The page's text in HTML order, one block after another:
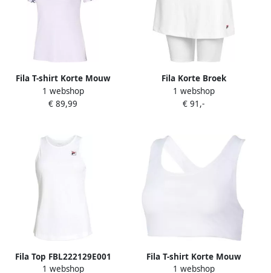
Fila T-shirt Korte Mouw
FBL251218001
1 webshop
€ 89,99
Fila Korte Broek
FBL202122001
1 webshop
€ 91,-
Fila Top FBL222129E001
1 webshop
Fila T-shirt Korte Mouw
Leah
1 webshop